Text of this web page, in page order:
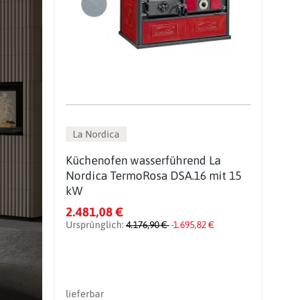
La Nordica
Küchenofen wasserführend La
Nordica TermoRosa DSA.16 mit 15
kW
2.481,08 €
Ursprünglich:4.176,90 €-1.695,82 €
lieferbar